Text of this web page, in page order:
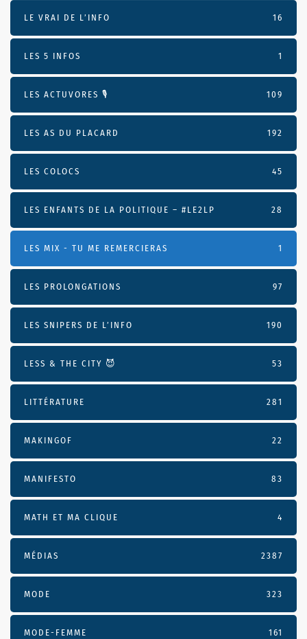
LE VRAI DE L’INFO 16
LES 5 INFOS 1
LES ACTUVORES 🎙 109
LES AS DU PLACARD 192
LES COLOCS 45
LES ENFANTS DE LA POLITIQUE – #LE2LP 28
LES MIX - TU ME REMERCIERAS 1
LES PROLONGATIONS 97
LES SNIPERS DE L’INFO 190
LESS & THE CITY 😈 53
LITTÉRATURE 281
MAKINGOF 22
MANIFESTO 83
MATH ET MA CLIQUE 4
MÉDIAS 2387
MODE 323
MODE-FEMME 161